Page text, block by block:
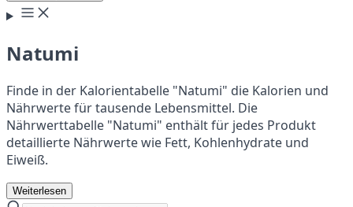
Natumi
Finde in der Kalorientabelle "Natumi" die Kalorien und
Nährwerte für tausende Lebensmittel. Die
Nährwerttabelle "Natumi" enthält für jedes Produkt
detaillierte Nährwerte wie Fett, Kohlenhydrate und
Eiweiß.
Weiterlesen